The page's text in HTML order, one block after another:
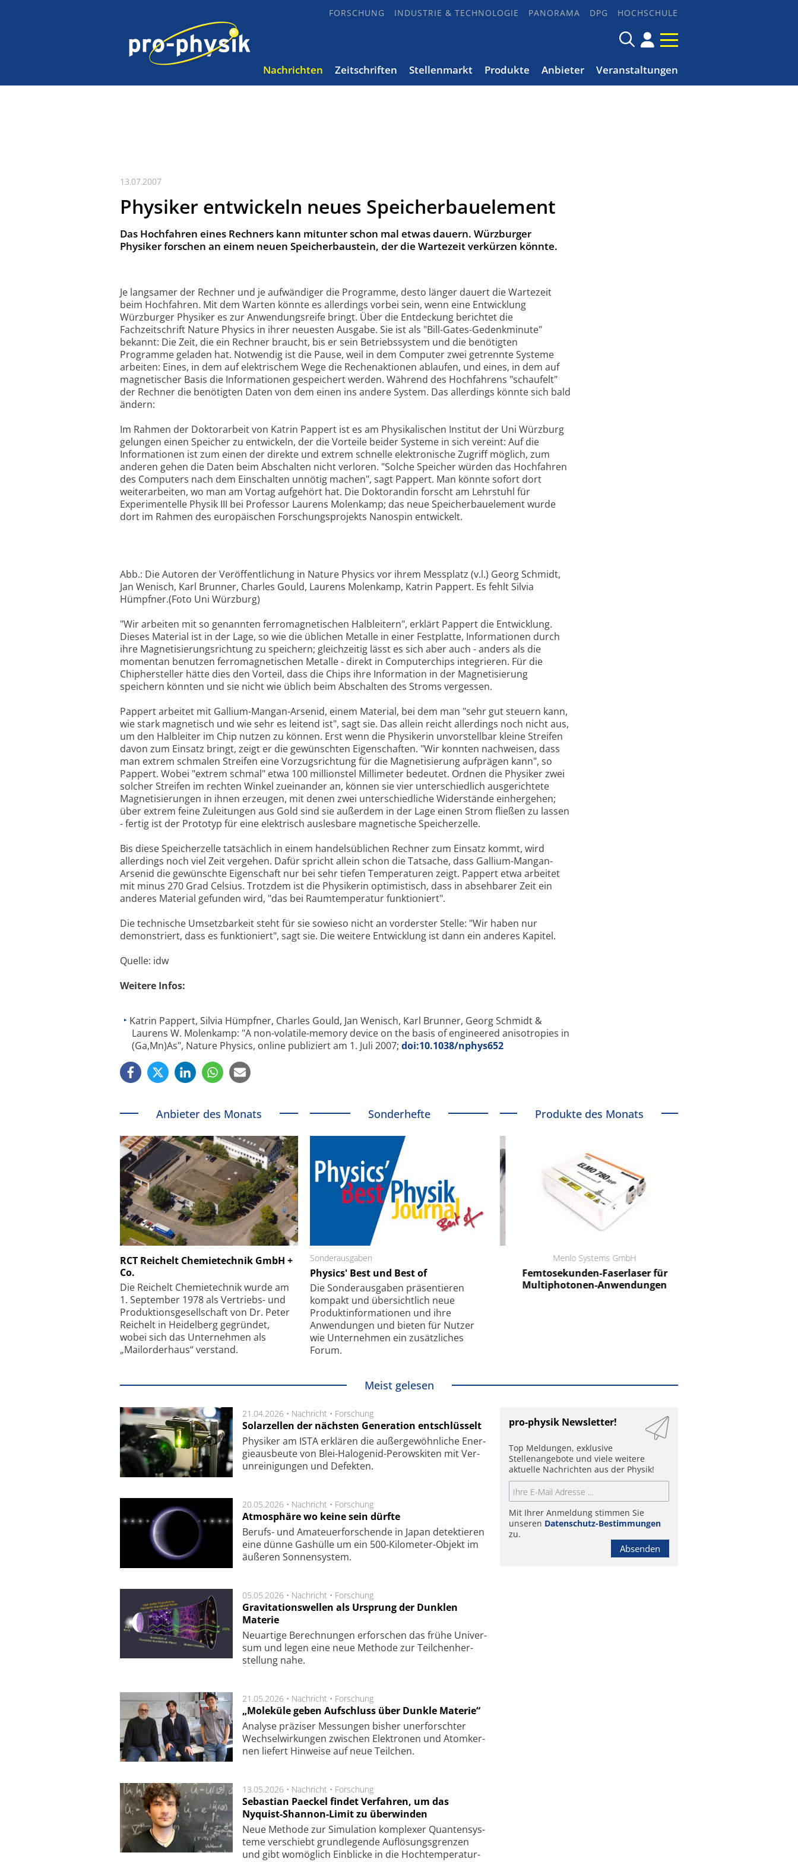
FORSCHUNG INDUSTRIE & TECHNOLOGIE PANORAMA DPG HOCHSCHULE
Nachrichten Zeitschriften Stellenmarkt Produkte Anbieter Veranstaltungen
13.07.2007
Physiker entwickeln neues Speicherbauelement
Das Hochfahren eines Rechners kann mitunter schon mal etwas dauern. Würzburger
Physiker forschen an einem neuen Speicherbaustein, der die Wartezeit verkürzen könnte.
Je langsamer der Rechner und je aufwändiger die Programme, desto länger dauert die Wartezeit
beim Hochfahren. Mit dem Warten könnte es allerdings vorbei sein, wenn eine Entwicklung
Würzburger Physiker es zur Anwendungsreife bringt. Über die Entdeckung berichtet die
Fachzeitschrift Nature Physics in ihrer neuesten Ausgabe. Sie ist als "Bill-Gates-Gedenkminute"
bekannt: Die Zeit, die ein Rechner braucht, bis er sein Betriebssystem und die benötigten
Programme geladen hat. Notwendig ist die Pause, weil in dem Computer zwei getrennte Systeme
arbeiten: Eines, in dem auf elektrischem Wege die Rechenaktionen ablaufen, und eines, in dem auf
magnetischer Basis die Informationen gespeichert werden. Während des Hochfahrens "schaufelt"
der Rechner die benötigten Daten von dem einen ins andere System. Das allerdings könnte sich bald
ändern:
Im Rahmen der Doktorarbeit von Katrin Pappert ist es am Physikalischen Institut der Uni Würzburg
gelungen einen Speicher zu entwickeln, der die Vorteile beider Systeme in sich vereint: Auf die
Informationen ist zum einen der direkte und extrem schnelle elektronische Zugriff möglich, zum
anderen gehen die Daten beim Abschalten nicht verloren. "Solche Speicher würden das Hochfahren
des Computers nach dem Einschalten unnötig machen", sagt Pappert. Man könnte sofort dort
weiterarbeiten, wo man am Vortag aufgehört hat. Die Doktorandin forscht am Lehrstuhl für
Experimentelle Physik III bei Professor Laurens Molenkamp; das neue Speicherbauelement wurde
dort im Rahmen des europäischen Forschungsprojekts Nanospin entwickelt.
Abb.: Die Autoren der Veröffentlichung in Nature Physics vor ihrem Messplatz (v.l.) Georg Schmidt,
Jan Wenisch, Karl Brunner, Charles Gould, Laurens Molenkamp, Katrin Pappert. Es fehlt Silvia
Hümpfner.(Foto Uni Würzburg)
"Wir arbeiten mit so genannten ferromagnetischen Halbleitern", erklärt Pappert die Entwicklung.
Dieses Material ist in der Lage, so wie die üblichen Metalle in einer Festplatte, Informationen durch
ihre Magnetisierungsrichtung zu speichern; gleichzeitig lässt es sich aber auch - anders als die
momentan benutzen ferromagnetischen Metalle - direkt in Computerchips integrieren. Für die
Chiphersteller hätte dies den Vorteil, dass die Chips ihre Information in der Magnetisierung
speichern könnten und sie nicht wie üblich beim Abschalten des Stroms vergessen.
Pappert arbeitet mit Gallium-Mangan-Arsenid, einem Material, bei dem man "sehr gut steuern kann,
wie stark magnetisch und wie sehr es leitend ist", sagt sie. Das allein reicht allerdings noch nicht aus,
um den Halbleiter im Chip nutzen zu können. Erst wenn die Physikerin unvorstellbar kleine Streifen
davon zum Einsatz bringt, zeigt er die gewünschten Eigenschaften. "Wir konnten nachweisen, dass
man extrem schmalen Streifen eine Vorzugsrichtung für die Magnetisierung aufprägen kann", so
Pappert. Wobei "extrem schmal" etwa 100 millionstel Millimeter bedeutet. Ordnen die Physiker zwei
solcher Streifen im rechten Winkel zueinander an, können sie vier unterschiedlich ausgerichtete
Magnetisierungen in ihnen erzeugen, mit denen zwei unterschiedliche Widerstände einhergehen;
über extrem feine Zuleitungen aus Gold sind sie außerdem in der Lage einen Strom fließen zu lassen
- fertig ist der Prototyp für eine elektrisch auslesbare magnetische Speicherzelle.
Bis diese Speicherzelle tatsächlich in einem handelsüblichen Rechner zum Einsatz kommt, wird
allerdings noch viel Zeit vergehen. Dafür spricht allein schon die Tatsache, dass Gallium-Mangan-
Arsenid die gewünschte Eigenschaft nur bei sehr tiefen Temperaturen zeigt. Pappert etwa arbeitet
mit minus 270 Grad Celsius. Trotzdem ist die Physikerin optimistisch, dass in absehbarer Zeit ein
anderes Material gefunden wird, "das bei Raumtemperatur funktioniert".
Die technische Umsetzbarkeit steht für sie sowieso nicht an vorderster Stelle: "Wir haben nur
demonstriert, dass es funktioniert", sagt sie. Die weitere Entwicklung ist dann ein anderes Kapitel.
Quelle: idw
Weitere Infos:
Katrin Pappert, Silvia Hümpfner, Charles Gould, Jan Wenisch, Karl Brunner, Georg Schmidt &
Laurens W. Molenkamp: "A non-volatile-memory device on the basis of engineered anisotropies in
(Ga,Mn)As", Nature Physics, online publiziert am 1. Juli 2007; doi:10.1038/nphys652
Anbieter des Monats
RCT Reichelt Chemietechnik GmbH +
Co.
Die Reichelt Chemietechnik wurde am
1. September 1978 als Vertriebs- und
Produktionsgesellschaft von Dr. Peter
Reichelt in Heidelberg gegründet,
wobei sich das Unternehmen als
„Mailorderhaus“ verstand.
Sonderhefte
Sonderausgaben
Physics' Best und Best of
Die Sonder­ausgaben präsentieren
kompakt und übersichtlich neue
Produkt­informationen und ihre
Anwendungen und bieten für Nutzer
wie Unternehmen ein zusätzliches
Forum.
Produkte des Monats
Schäfter + Kirchhoff GmbH
Feinfokussierungsmechanismus
Elektronenmikroskopie auf
kleinstem Raum
Menlo Systems GmbH
Femtosekunden-Faserlaser für
Multiphotonen-Anwendungen
Meist gelesen
21.04.2026 • Nachricht • Forschung
Solarzellen der nächsten Generation entschlüsselt
Physiker am ISTA er­klä­ren die außer­ge­wöhn­li­che Ener­
gie­aus­beu­te von Blei-Halo­ge­nid-Perows­ki­ten mit Ver­
unrei­ni­gung­en und De­fek­ten.
20.05.2026 • Nachricht • Forschung
Atmosphäre wo keine sein dürfte
Berufs- und Ama­teuer­for­schen­de in Japan de­tek­tie­ren
eine dün­ne Gas­hül­le um ein 500-Kilo­meter-Objekt im
äu­ße­ren Son­nen­sys­tem.
05.05.2026 • Nachricht • Forschung
Gravitationswellen als Ursprung der Dunklen
Materie
Neu­artige Be­rech­nung­en er­for­schen das frü­he Uni­ver­
sum und legen eine neue Me­tho­de zur Teil­chen­her­
stel­lung nahe.
21.05.2026 • Nachricht • Forschung
„Moleküle geben Aufschluss über Dunkle Materie“
Analyse prä­zi­ser Mes­sung­en bis­her un­er­for­schter
Wech­sel­wir­kung­en zwi­schen Elek­tro­nen und Atom­ker­
nen lie­fert Hin­wei­se auf neue Teil­chen.
13.05.2026 • Nachricht • Forschung
Sebastian Paeckel findet Verfahren, um das
Nyquist-Shannon-Limit zu überwinden
Neue Methode zur Simu­la­tion kom­ple­xer Quan­ten­sys­
te­me ver­schiebt grund­le­gen­de Auf­lösungs­gren­zen
und gibt wo­mög­lich Ein­blicke in die Hoch­tempe­ra­tur­
pro-physik Newsletter!
Top Meldungen, exklusive
Stellenangebote und viele weitere
aktuelle Nachrichten aus der Physik!
Mit Ihrer Anmeldung stimmen Sie
unseren Datenschutz-Bestimmungen
zu.
Absenden